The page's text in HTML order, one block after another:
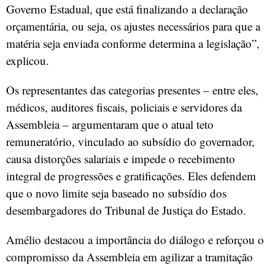
Governo Estadual, que está finalizando a declaração
orçamentária, ou seja, os ajustes necessários para que a
matéria seja enviada conforme determina a legislação”,
explicou.
Os representantes das categorias presentes – entre eles,
médicos, auditores fiscais, policiais e servidores da
Assembleia – argumentaram que o atual teto
remuneratório, vinculado ao subsídio do governador,
causa distorções salariais e impede o recebimento
integral de progressões e gratificações. Eles defendem
que o novo limite seja baseado no subsídio dos
desembargadores do Tribunal de Justiça do Estado.
Amélio destacou a importância do diálogo e reforçou o
compromisso da Assembleia em agilizar a tramitação